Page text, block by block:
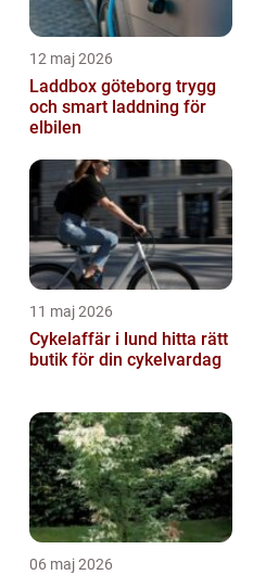
12 maj 2026
Laddbox göteborg trygg
och smart laddning för
elbilen
11 maj 2026
Cykelaffär i lund hitta rätt
butik för din cykelvardag
06 maj 2026